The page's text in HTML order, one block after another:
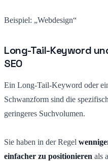
Beispiel: „Webdesign“
Long-Tail-Keyword
SEO
Ein Long-Tail-Keyword oder
Schwanzform sind die
geringeres Suchvolumen.
Sie haben in der Regel
einfacher zu positionieren als